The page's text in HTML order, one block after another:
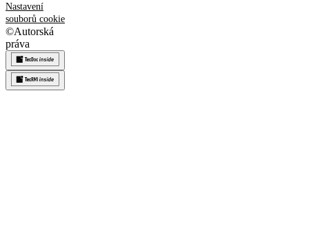
Nastavení
souborů cookie
©Autorská
práva